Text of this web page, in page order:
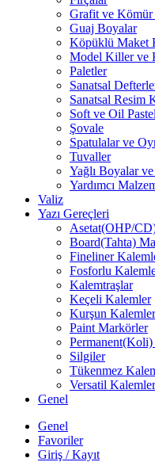
Grafit ve
Guaj Boyalar
Köpüklü Maket
Model Killer ve
Paletler
Sanatsal
Sanatsal Resim
Soft ve Oil
Şovale
Spatulalar ve
Tuvaller
Yağlı Boyalar ve
Yardımcı
Valiz
Yazı Gereçleri
Asetat(OHP/
Board(Tahta)
Fineliner
Fosforlu
Kalemtraşlar
Keçeli Kalemler
Kurşun Kalemler
Paint Markörler
Silgiler
Tükenmez
Versatil
Genel
Genel
Favoriler
Giriş / Kayıt